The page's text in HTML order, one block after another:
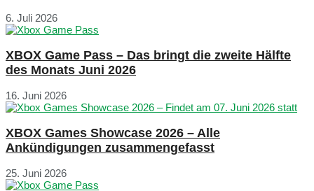
6. Juli 2026
XBOX Game Pass – Das bringt die zweite Hälfte
des Monats Juni 2026
16. Juni 2026
XBOX Games Showcase 2026 – Alle
Ankündigungen zusammengefasst
25. Juni 2026